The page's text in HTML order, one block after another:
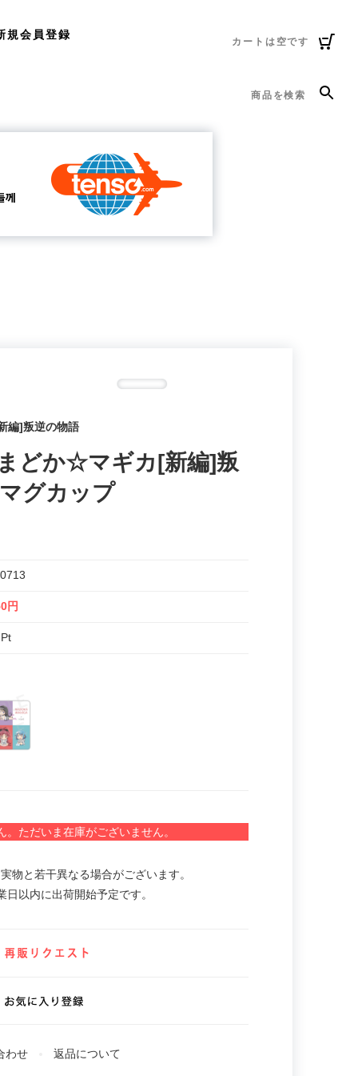
規会員登録
カートは空です
商品を検索
編]叛逆の物語
どか☆マギカ[新編]叛
グカップ
円
。ただいま在庫がございません。
物と若干異なる場合がございます。
以内に出荷開始予定です。
わせ 返品について